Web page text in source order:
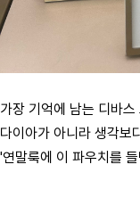
가장 기억에 남는 디바스
다이아가 아니라 생각보
'연말룩에 이 파우치를